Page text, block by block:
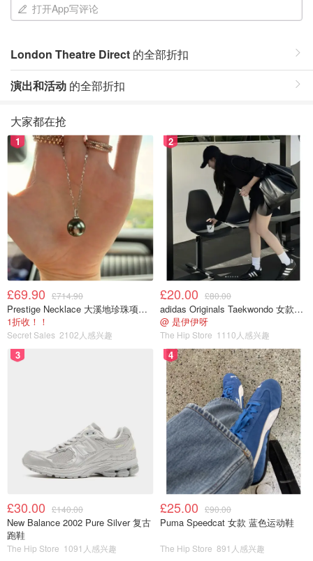
打开App写评论
London Theatre Direct 的全部折扣
演出和活动 的全部折扣
大家都在抢
1
£69.90 £714.90
Prestige Necklace 大溪地珍珠项链 10-11mm
1折收！！
Secret Sales 2102人感兴趣
2
£20.00 £80.00
adidas Originals Taekwondo 女款黑色运动鞋
@ 是伊伊呀
The Hip Store 1110人感兴趣
3
£30.00 £140.00
New Balance 2002 Pure Silver 复古
跑鞋
The Hip Store 1091人感兴趣
4
£25.00 £90.00
Puma Speedcat 女款 蓝色运动鞋
The Hip Store 891人感兴趣